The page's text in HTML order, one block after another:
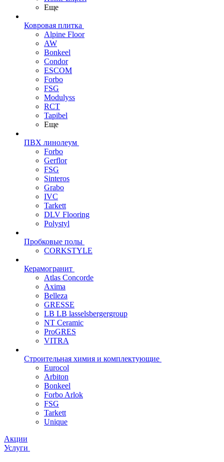
Еще
Ковровая плитка
Alpine Floor
AW
Bonkeel
Condor
ESCOM
Forbo
FSG
Modulyss
RCT
Tapibel
Еще
ПВХ линолеум
Forbo
Gerflor
FSG
Sinteros
Grabo
IVC
Tarkett
DLV Flooring
Polystyl
Пробковые полы
CORKSTYLE
Керамогранит
Atlas Concorde
Axima
Belleza
GRESSE
LB LB lasselsbergergroup
NT Ceramic
ProGRES
VITRA
Строительная химия и комплектующие
Eurocol
Arbiton
Bonkeel
Forbo Arlok
FSG
Tarkett
Unique
Акции
Услуги